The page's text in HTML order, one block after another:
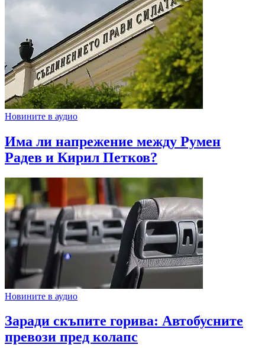
Новините в аудио
Има ли напрежение между Румен
Радев и Кирил Петков?
Новините в аудио
Заради скъпите горива: Автобусните
превози пред колапс